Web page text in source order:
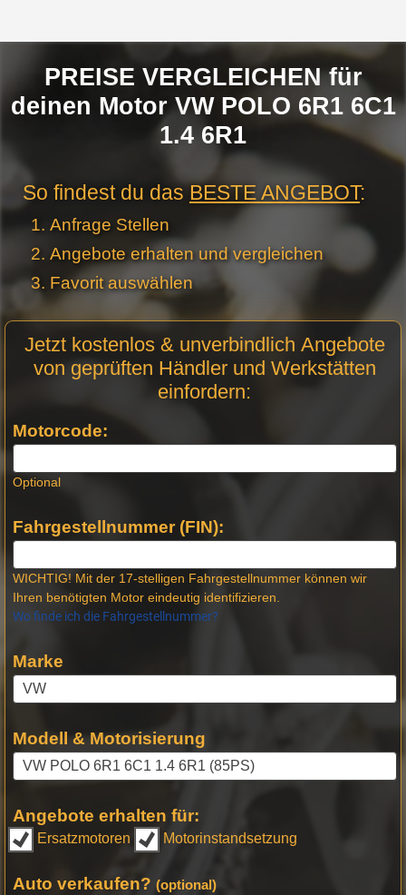
PREISE VERGLEICHEN für
deinen Motor VW POLO 6R1 6C1
1.4 6R1
So findest du dasBESTE ANGEBOT:
Anfrage Stellen
Angebote erhalten und vergleichen
Favorit auswählen
Anfrage
Stellen -
Jetzt kostenlos & unverbindlich Angebote
von geprüften Händler und Werkstätten
einfordern:
Motorcode:
Optional
Fahrgestellnummer (FIN):
WICHTIG! Mit der 17-stelligen Fahrgestellnummer können wir
Ihren benötigten Motor eindeutig identifizieren.
Wo finde ich die Fahrgestellnummer?
Marke
Modell & Motorisierung
Angebote erhalten für:
Ersatzmotoren Motorinstandsetzung
Auto verkaufen? (optional)